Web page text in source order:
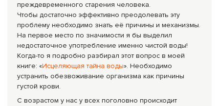
преждевременного старения человека.
Чтобы достаточно эффективно преодолевать эту
проблему необходимо знать её причины и механизмы.
На первое место по значимости я бы выделил
недостаточное употребление именно чистой воды!
Когда-то я подробно разбирал этот вопрос в моей
книге: «Исцеляющая тайна воды». Необходимо
устранить обезвоживание организма как причины
густой крови.
С возрастом у нас у всех поголовно происходит